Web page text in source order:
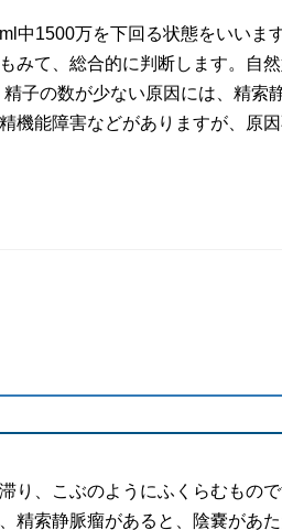
中1500万を下回る状態をいいま
みて、総合的に判断します。自
子の数が少ない原因には、精索
機能障害などがありますが、原
り、こぶのようにふくらむもの
精索静脈瘤があると、陰嚢があ